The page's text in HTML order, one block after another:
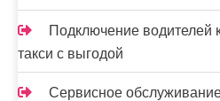
Подключение водителей
такси с выгодой
Сервисное